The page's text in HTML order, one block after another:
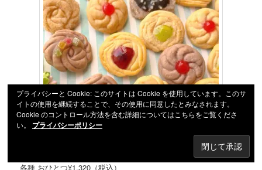
各種 おひとつ¥1,320（税込）
プライバシーと Cookie: このサイトは Cookie を使用しています。このサ
イトの使用を継続することで、その使用に同意したとみなされます。
Cookie のコントロール方法を含む詳細についてはこちらをご覧くださ
い。 プライバシーポリシー